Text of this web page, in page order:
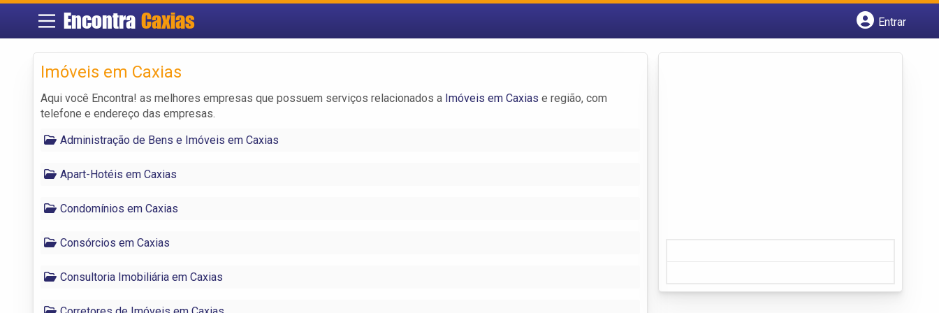
Encontra Caxias
Entrar
Imóveis em Caxias
Aqui você Encontra! as melhores empresas que possuem serviços relacionados a Imóveis em Caxias e região, com
telefone e endereço das empresas.
Administração de Bens e Imóveis em Caxias
Apart-Hotéis em Caxias
Condomínios em Caxias
Consórcios em Caxias
Consultoria Imobiliária em Caxias